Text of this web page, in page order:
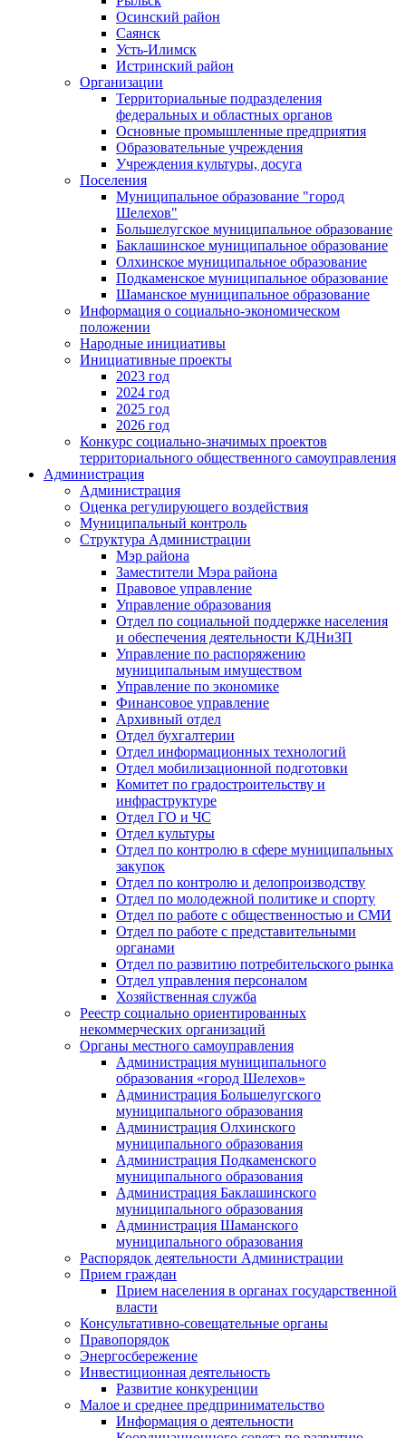
Осинский район
Саянск
Усть-Илимск
Истринский район
Организации
Территориальные подразделения
федеральных и областных органов
Основные промышленные предприятия
Образовательные учреждения
Учреждения культуры, досуга
Поселения
Муниципальное образование "город
Шелехов"
Большелугское муниципальное образование
Баклашинское муниципальное образование
Олхинское муниципальное образование
Подкаменское муниципальное образование
Шаманское муниципальное образование
Информация о социально-экономическом
положении
Народные инициативы
Инициативные проекты
2023 год
2024 год
2025 год
2026 год
Конкурс социально-значимых проектов
территориального общественного самоуправления
Администрация
Администрация
Оценка регулирующего воздействия
Муниципальный контроль
Структура Администрации
Мэр района
Заместители Мэра района
Правовое управление
Управление образования
Отдел по социальной поддержке населения
и обеспечения деятельности КДНиЗП
Управление по распоряжению
муниципальным имуществом
Управление по экономике
Финансовое управление
Архивный отдел
Отдел бухгалтерии
Отдел информационных технологий
Отдел мобилизационной подготовки
Комитет по градостроительству и
инфраструктуре
Отдел ГО и ЧС
Отдел культуры
Отдел по контролю в сфере муниципальных
закупок
Отдел по контролю и делопроизводству
Отдел по молодежной политике и спорту
Отдел по работе с общественностью и СМИ
Отдел по работе с представительными
органами
Отдел по развитию потребительского рынка
Отдел управления персоналом
Хозяйственная служба
Реестр социально ориентированных
некоммерческих организаций
Органы местного самоуправления
Администрация муниципального
образования «город Шелехов»
Администрация Большелугского
муниципального образования
Администрация Олхинского
муниципального образования
Администрация Подкаменского
муниципального образования
Администрация Баклашинского
муниципального образования
Администрация Шаманского
муниципального образования
Распорядок деятельности Администрации
Прием граждан
Прием населения в органах государственной
власти
Консультативно-совещательные органы
Правопорядок
Энергосбережение
Инвестиционная деятельность
Развитие конкуренции
Малое и среднее предпринимательство
Информация о деятельности